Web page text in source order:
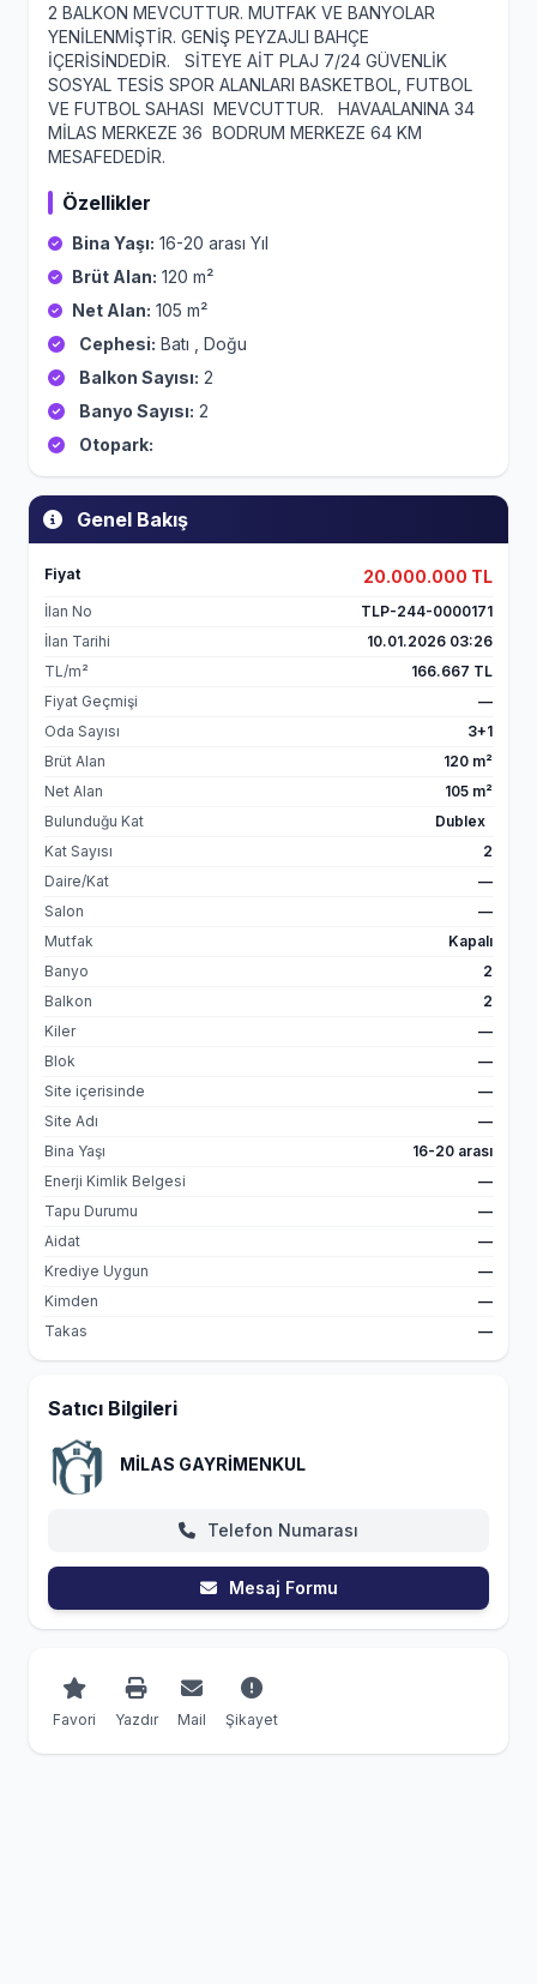
Genel Bakış
Fiyat 20.000.000 TL
İlan No
TLP-244-0000171
İlan Tarihi
10.01.2026 03:26
TL/m²
166.667 TL
Fiyat Geçmişi
—
Oda Sayısı
3+1
Brüt Alan
120 m²
Net Alan
105 m²
Bulunduğu Kat
Dublex
Kat Sayısı
2
Daire/Kat
—
Salon
—
Mutfak
Kapalı
Banyo
2
Balkon
2
Kiler
—
Blok
—
Site içerisinde
—
Site Adı
—
Bina Yaşı
16-20 arası
Enerji Kimlik Belgesi
—
Tapu Durumu
—
Aidat
—
Krediye Uygun
—
Kimden
—
Takas
—
Satıcı Bilgileri
MİLAS GAYRİMENKUL
Telefon Numarası
Mesaj Formu
Favori Yazdır Mail Şikayet
2 BALKON MEVCUTTUR. MUTFAK VE BANYOLAR
YENİLENMİŞTİR. GENİŞ PEYZAJLI BAHÇE
İÇERİSİNDEDİR. SİTEYE AİT PLAJ 7/24 GÜVENLİK
SOSYAL TESİS SPOR ALANLARI BASKETBOL, FUTBOL
VE FUTBOL SAHASI MEVCUTTUR. HAVAALANINA 34
MİLAS MERKEZE 36 BODRUM MERKEZE 64 KM
MESAFEDEDİR.
Özellikler
Bina Yaşı: 16-20 arası Yıl
Brüt Alan: 120 m²
Net Alan: 105 m²
Cephesi: Batı , Doğu
Balkon Sayısı: 2
Banyo Sayısı: 2
Otopark: